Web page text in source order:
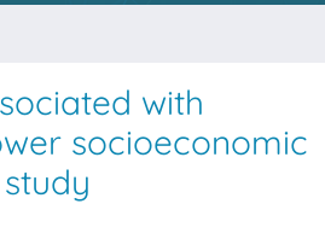
with
socioeconomic